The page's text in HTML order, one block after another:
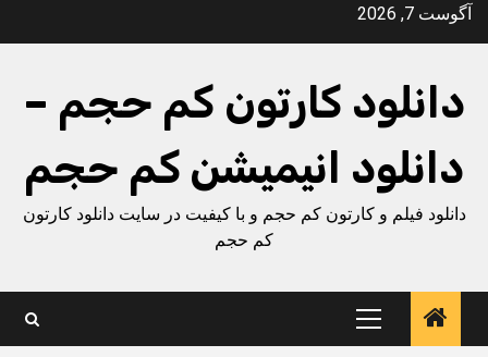
Skipآگوست 7, 2026
دانلود کارتون کم حجم –
دانلود انیمیشن کم حجم
دانلود فیلم و کارتون کم حجم و با کیفیت در سایت دانلود کارتون
کم حجم
Primary
Menu